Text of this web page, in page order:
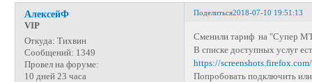
Поделиться2018-07-10 19:51:13
АлексейФ
VIP
Откуда: Тихвин
Сообщений: 1349
Провел на форуме:
10 дней 23 часа
Сменили тариф на "Супер
В списке доступных услуг
https://
Попробовать подключить